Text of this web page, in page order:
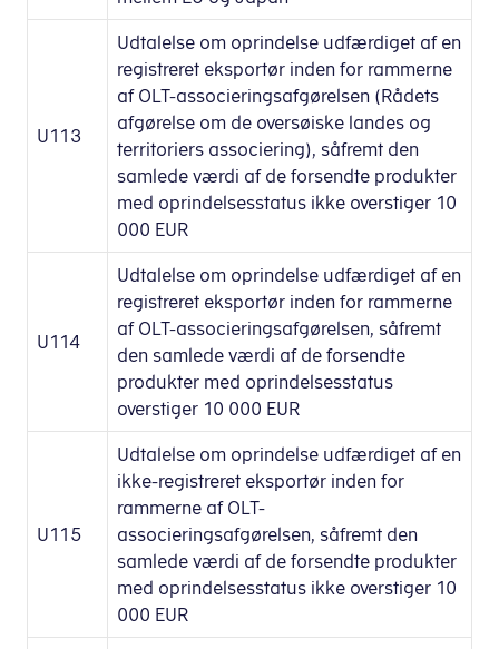
U113
Udtalelse om oprindelse udfærdiget af en
registreret eksportør inden for rammerne
af OLT-associeringsafgørelsen (Rådets
afgørelse om de oversøiske landes og
territoriers associering), såfremt den
samlede værdi af de forsendte produkter
med oprindelsesstatus ikke overstiger 10
000 EUR
U114
Udtalelse om oprindelse udfærdiget af en
registreret eksportør inden for rammerne
af OLT-associeringsafgørelsen, såfremt
den samlede værdi af de forsendte
produkter med oprindelsesstatus
overstiger 10 000 EUR
U115
Udtalelse om oprindelse udfærdiget af en
ikke-registreret eksportør inden for
rammerne af OLT-
associeringsafgørelsen, såfremt den
samlede værdi af de forsendte produkter
med oprindelsesstatus ikke overstiger 10
000 EUR